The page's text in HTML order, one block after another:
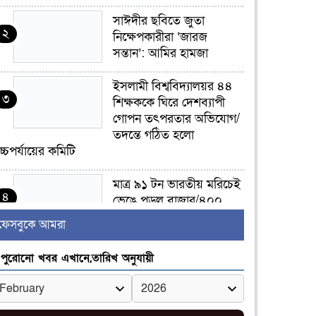
২
সাঈদীর ছবিতে জুতা
নিক্ষেপকারীরা ‘জারজ
সন্তান’: আমির হামজা
৩
ইসলামী বিশ্ববিদ্যালয়র ৪৪
শিক্ষককে ঘিরে দেশব্যাপী
গোপন তৎপরতার অভিযোগ/
তদন্তে গঠিত হলো
কমিটি
৪
মাত্র ৯১ টন ভারতীয় মরিচেই
ভেঙে পড়ল বাজার/৪০০
৫
জুলাই আন্দোলন ছিল
সম্মিলিত, লক্ষ্য হওয়া উচিত
ঐক্য ও রাষ্ট্রগঠন
আমরা
পুরোনো খবর এখানে,তারিখ অনুযায়ী